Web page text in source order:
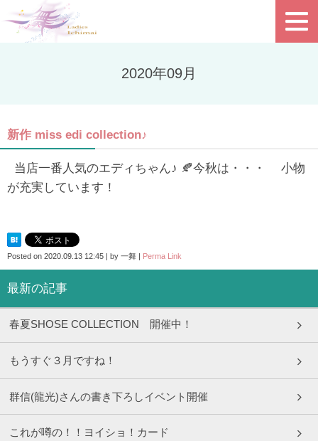
2020年09月
新作 miss edi collection♪
当店一番人気のエディちゃん♪ 🍂今秋は・・・ 小物
が充実しています！
Posted on 2020.09.13 12:45 | by 一舞 | Perma Link
最新の記事
春夏SHOSE COLLECTION 開催中！
もうすぐ３月ですね！
群信(龍光)さんの書き下ろしイベント開催
これが噂の！！ヨイショ！カード